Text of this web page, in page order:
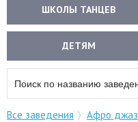
ШКОЛЫ ТАНЦЕВ
ДЕТЯМ
Все заведения Афро джаз